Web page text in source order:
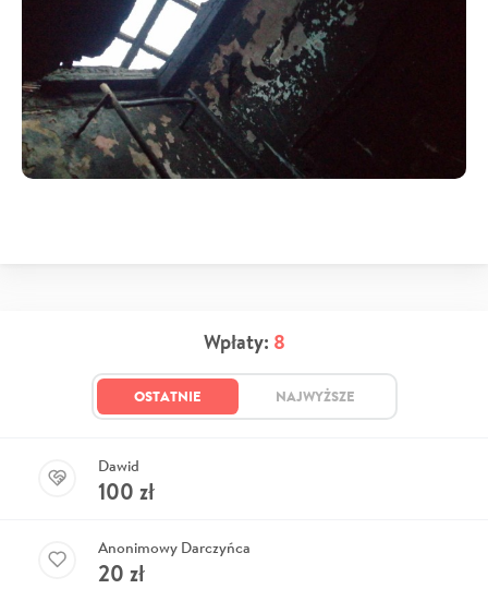
Wpłaty: 8
OSTATNIE NAJWYŻSZE
Dawid
100 zł
Anonimowy Darczyńca
20 zł